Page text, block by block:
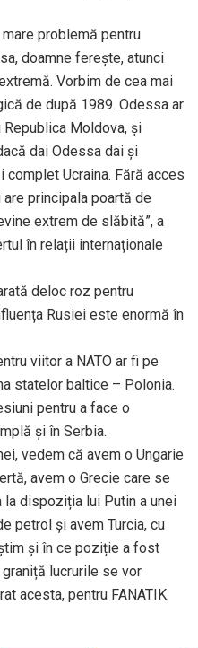
problemă pentru
doamne ferește, atunci
Vorbim de cea mai
de după 1989. Odessa ar
Moldova, și
dai Odessa dai și
Ucraina. Fără acces
are principala poartă de
extrem de slăbită”, a
în relații internaționale
deloc roz pentru
Rusiei este enormă în
viitor a NATO ar fi pe
statelor baltice – Polonia.
pentru a face o
și în Serbia.
vedem că avem o Ungarie
avem o Grecie care se
la dispoziția lui Putin a unei
petrol și avem Turcia, cu
și în ce poziție a fost
graniță lucrurile se vor
acesta, pentru FANATIK.